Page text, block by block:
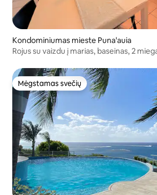
Kondominiumas mieste Puna'auia
Rojus su vaizdu į marias, baseinas, 2
Mėgstamas svečių
Mėgstamas svečių